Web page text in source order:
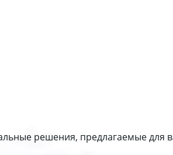
решения, предлагаемые для